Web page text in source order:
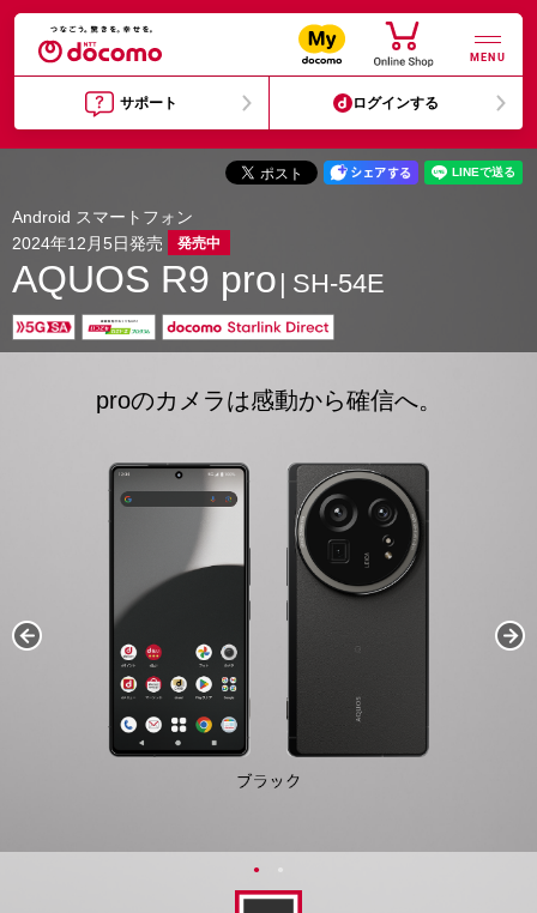
MENU
サポート ログインする
Android スマートフォン
2024年12月5日発売
発売中
AQUOS R9 pro SH-54E
proのカメラは感動から確信へ。